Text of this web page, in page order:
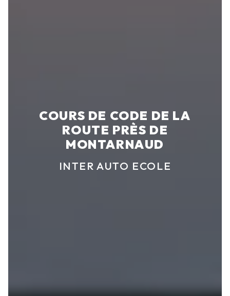
COURS DE CODE DE LA
ROUTE PRÈS DE
MONTARNAUD
INTER AUTO ECOLE